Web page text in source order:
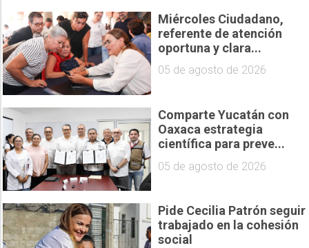
Miércoles Ciudadano,
referente de atención
oportuna y clara...
05 de agosto de 2026
Comparte Yucatán con
Oaxaca estrategia
científica para preve...
05 de agosto de 2026
Pide Cecilia Patrón seguir
trabajado en la cohesión
social